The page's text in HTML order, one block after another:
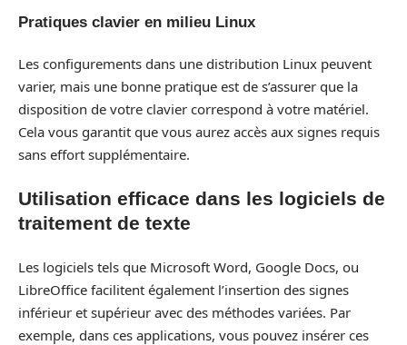
Pratiques clavier en milieu Linux
Les configurements dans une distribution Linux peuvent
varier, mais une bonne pratique est de s’assurer que la
disposition de votre clavier correspond à votre matériel.
Cela vous garantit que vous aurez accès aux signes requis
sans effort supplémentaire.
Utilisation efficace dans les logiciels de
traitement de texte
Les logiciels tels que Microsoft Word, Google Docs, ou
LibreOffice facilitent également l’insertion des signes
inférieur et supérieur avec des méthodes variées. Par
exemple, dans ces applications, vous pouvez insérer ces